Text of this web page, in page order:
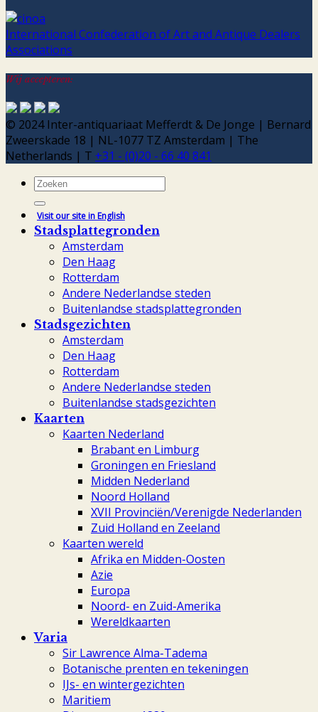
International Confederation of Art and Antique Dealers
Associations
Wij accepteren:
© 2024 Inter-antiquariaat Mefferdt & De Jonge | Bernard
Zweerskade 18 | NL-1077 TZ Amsterdam | The
Netherlands | T +31 - (0)20 - 66 40 841
Zoeken
naar:
Visit our site in English
Stadsplattegronden
Amsterdam
Den Haag
Rotterdam
Andere Nederlandse steden
Buitenlandse stadsplattegronden
Stadsgezichten
Amsterdam
Den Haag
Rotterdam
Andere Nederlandse steden
Buitenlandse stadsgezichten
Kaarten
Kaarten Nederland
Brabant en Limburg
Groningen en Friesland
Midden Nederland
Noord Holland
XVII Provinciën/Verenigde Nederlanden
Zuid Holland en Zeeland
Kaarten wereld
Afrika en Midden-Oosten
Azie
Europa
Noord- en Zuid-Amerika
Wereldkaarten
Varia
Sir Lawrence Alma-Tadema
Botanische prenten en tekeningen
IJs- en wintergezichten
Maritiem